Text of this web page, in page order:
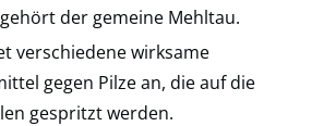
der gemeine Mehltau.
verschiedene wirksame
gegen Pilze an, die auf die
gespritzt werden.